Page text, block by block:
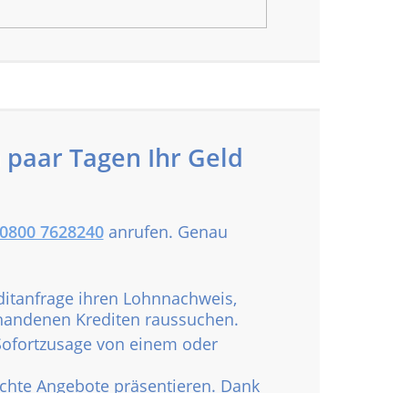
Tagen Ihr Geld
0800 7628240anrufen. Genau
ihren Lohnnachweis,
Krediten raussuchen.
von einem oder
Angebote präsentieren. Dank